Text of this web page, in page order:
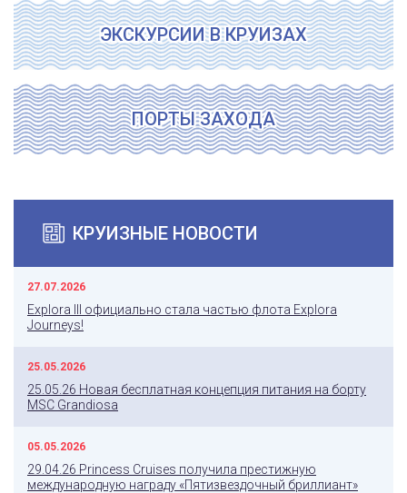
ЭКСКУРСИИ В КРУИЗАХ
ПОРТЫ ЗАХОДА
КРУИЗНЫЕ НОВОСТИ
27.07.2026
Explora III официально стала частью флота Explora
Journeys!
25.05.2026
25.05.26 Новая бесплатная концепция питания на борту
MSC Grandiosa
05.05.2026
29.04.26 Princess Cruises получила престижную
международную награду «Пятизвездочный бриллиант»